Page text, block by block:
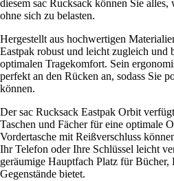
diesem sac Rucksack können Sie alles,
ohne sich zu belasten.
Hergestellt aus hochwertigen
Eastpak robust und leicht zugleich und
optimalen Tragekomfort. Sein
perfekt an den Rücken an, sodass Sie
können.
Der sac Rucksack Eastpak Orbit
Taschen und Fächer für eine optimale
Vordertasche mit Reißverschluss
Ihr Telefon oder Ihre Schlüssel leicht
geräumige Hauptfach Platz für Bücher,
Gegenstände bietet.